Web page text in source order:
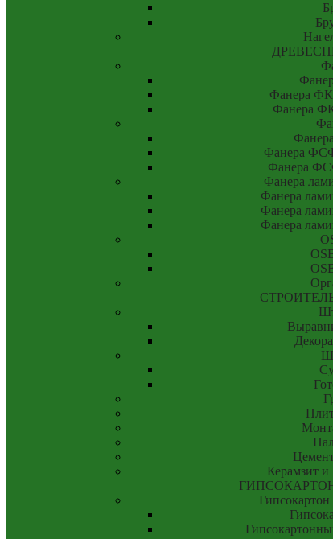
Фанера ФК
Фанера
Фанера ФСФ
Фанера
Фанера
Фанера
Фанера
Фанера
Керамзит